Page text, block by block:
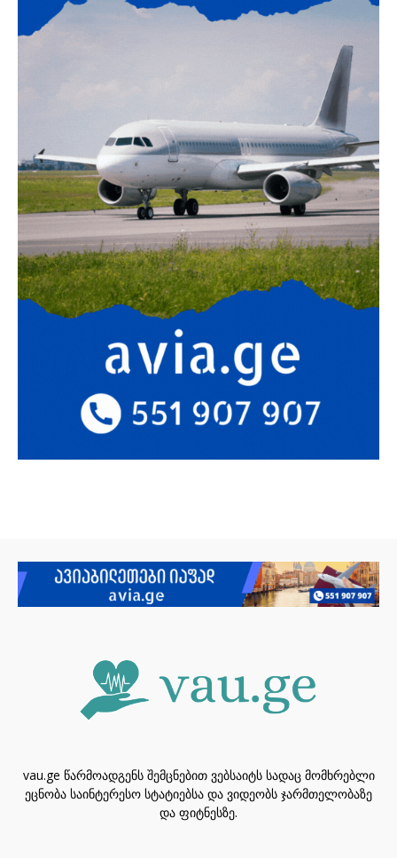
vau.ge წარმოადგენს შემცნებით ვებსაიტს სადაც მომხრებლი
ეცნობა საინტერესო სტატიებსა და ვიდეობს ჯარმთელობაზე
და ფიტნესზე.